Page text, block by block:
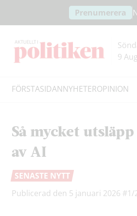
innehållet
headern
Prenumerera
9
FÖRSTASIDANNYHETEROPINION
Så mycket
av AI
SENASTE NYTT
Publicerad den 5 januari 2026 #1/